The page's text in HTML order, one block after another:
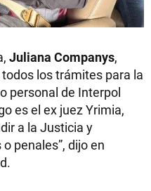
Juliana Companys,
los trámites para la
personal de Interpol
es el ex juez Yrimia,
a la Justicia y
penales”, dijo en